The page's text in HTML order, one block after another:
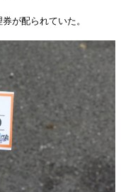
が配られていた。